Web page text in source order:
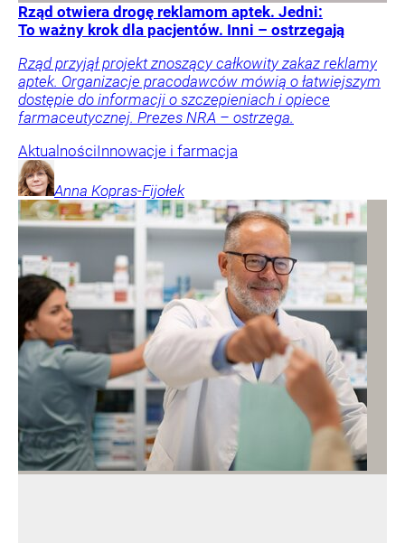
Rząd otwiera drogę reklamom aptek. Jedni:
To ważny krok dla pacjentów. Inni – ostrzegają
Rząd przyjął projekt znoszący całkowity zakaz reklamy
aptek. Organizacje pracodawców mówią o łatwiejszym
dostępie do informacji o szczepieniach i opiece
farmaceutycznej. Prezes NRA – ostrzega.
AktualnościInnowacje i farmacja
Anna Kopras-Fijołek